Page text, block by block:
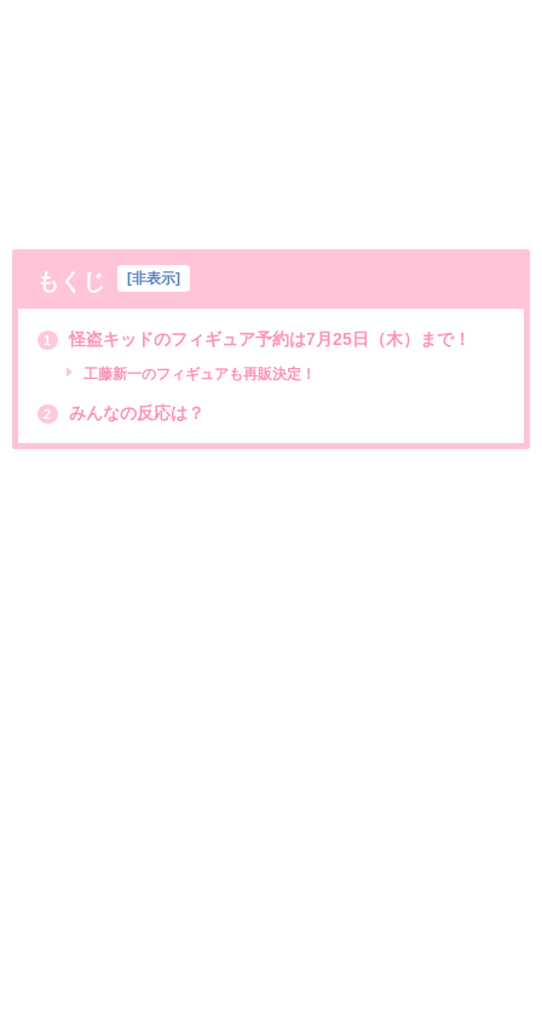
もくじ 非表示
1 怪盗キッドのフィギュア予約は7月25日（木）まで！
工藤新一のフィギュアも再販決定！
2 みんなの反応は？